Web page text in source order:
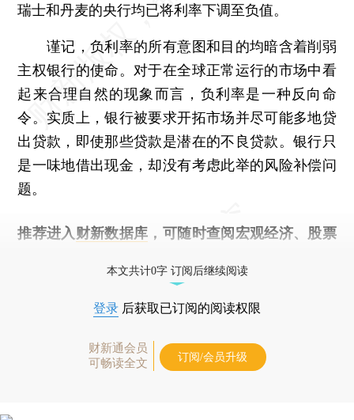
瑞士和丹麦的央行均已将利率下调至负值。
谨记，负利率的所有意图和目的均暗含着削弱
主权银行的使命。对于在全球正常运行的市场中看
起来合理自然的现象而言，负利率是一种反向命
令。实质上，银行被要求开拓市场并尽可能多地贷
出贷款，即使那些贷款是潜在的不良贷款。银行只
是一味地借出现金，却没有考虑此举的风险补偿问
题。
推荐进入 财新数据库 ，可随时查阅宏观经济、股票
本文共计0字 订阅后继续阅读
登录 后获取已订阅的阅读权限
财新通会员
可畅读全文
订阅/会员升级